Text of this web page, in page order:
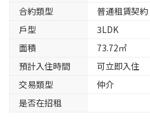
合約類型
普通租賃契約
戶型
3LDK
面積
73.72㎡
預計入住時間
可立即入住
交易類型
仲介
是否在招租